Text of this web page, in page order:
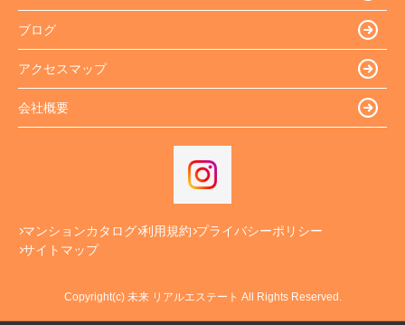
ブログ
アクセスマップ
会社概要
マンションカタログ 利用規約 プライバシーポリシー
サイトマップ
Copyright(c) 未来 リアルエステート All Rights Reserved.